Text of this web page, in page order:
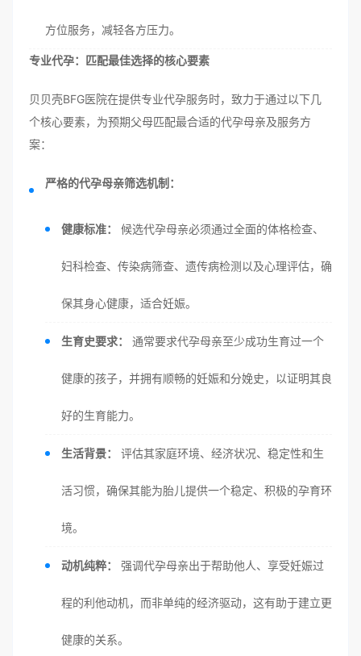
方位服务，减轻各方压力。
专业代孕：匹配最佳选择的核心要素
贝贝壳BFG医院在提供专业代孕服务时，致力于通过以下几
个核心要素，为预期父母匹配最合适的代孕母亲及服务方
案：
严格的代孕母亲筛选机制：
健康标准： 候选代孕母亲必须通过全面的体格检查、
妇科检查、传染病筛查、遗传病检测以及心理评估，确
保其身心健康，适合妊娠。
生育史要求： 通常要求代孕母亲至少成功生育过一个
健康的孩子，并拥有顺畅的妊娠和分娩史，以证明其良
好的生育能力。
生活背景： 评估其家庭环境、经济状况、稳定性和生
活习惯，确保其能为胎儿提供一个稳定、积极的孕育环
境。
动机纯粹： 强调代孕母亲出于帮助他人、享受妊娠过
程的利他动机，而非单纯的经济驱动，这有助于建立更
健康的关系。